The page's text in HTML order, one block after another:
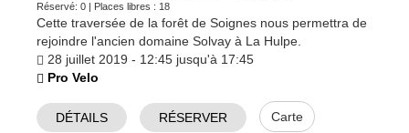
Réservé: 0 | Places libres : 18
Cette traversée de la forêt de Soignes nous permettra de
rejoindre l'ancien domaine Solvay à La Hulpe.
28 juillet 2019 - 12:45 jusqu'à 17:45
Pro Velo
DÉTAILS RÉSERVER Carte